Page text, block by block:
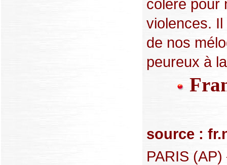
colère pour
violences.
de nos
peureux à
source :
PARIS